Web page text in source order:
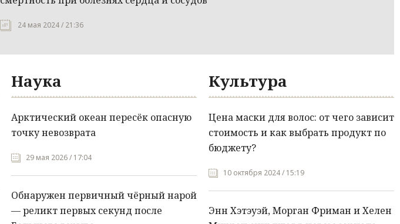
24 мая 2024 / 21:36
Наука
Арктический океан пересёк опасную
точку невозврата
29 мая 2026 / 17:04
Обнаружен первичный чёрный нарой
— реликт первых секунд после
Культура
Цена маски для волос: от чего зависит
стоимость и как выбрать продукт по
бюджету?
10 октября 2024 / 15:19
Энн Хэтэуэй, Морган Фриман и Хелен